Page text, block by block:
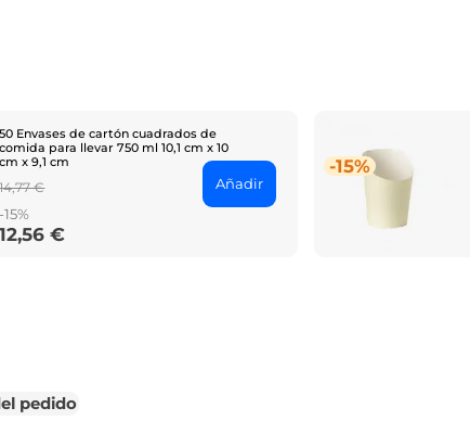
50 Envases de cartón cuadrados de
comida para llevar 750 ml 10,1 cm x 10
cm x 9,1 cm
Regular
price
14,77 €
-15%
Price
12,56 €
Añadir
-15%
pedido